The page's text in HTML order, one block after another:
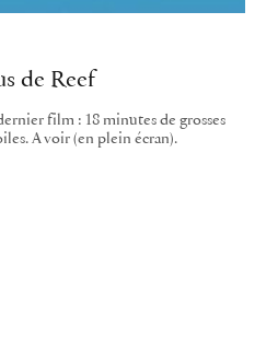
de Reef
film : 18 minutes de grosses
A voir (en plein écran).